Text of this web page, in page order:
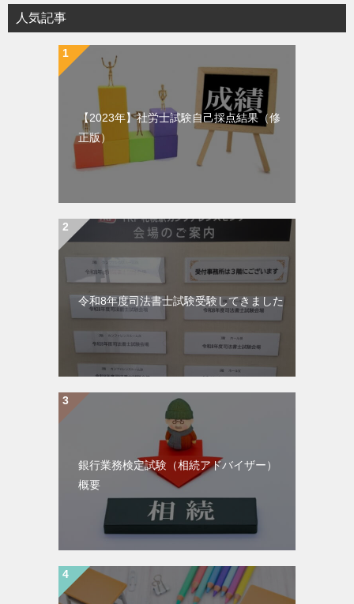
人気記事
【2023年】社労士試験自己採点結果（修
正版）
令和8年度司法書士試験受験してきました
銀行業務検定試験（相続アドバイザー）
概要